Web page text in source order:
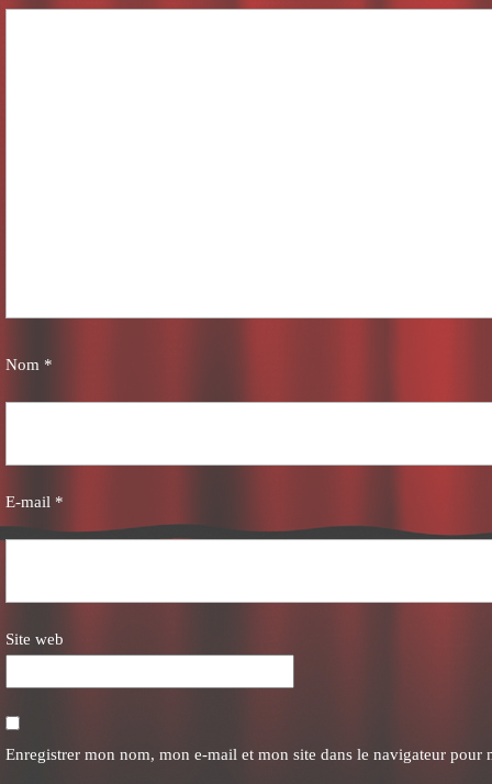
Nom *
E-mail *
Site web
Enregistrer mon nom, mon e-mail et mon site dans le navigateur pour